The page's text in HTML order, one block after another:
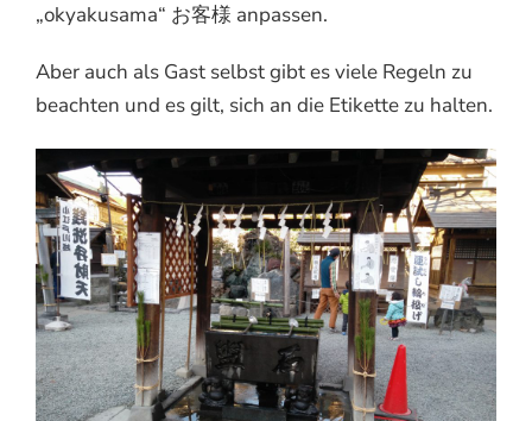
„okyakusama“ お客様 anpassen.
Aber auch als Gast selbst gibt es viele Regeln zu
beachten und es gilt, sich an die Etikette zu halten.